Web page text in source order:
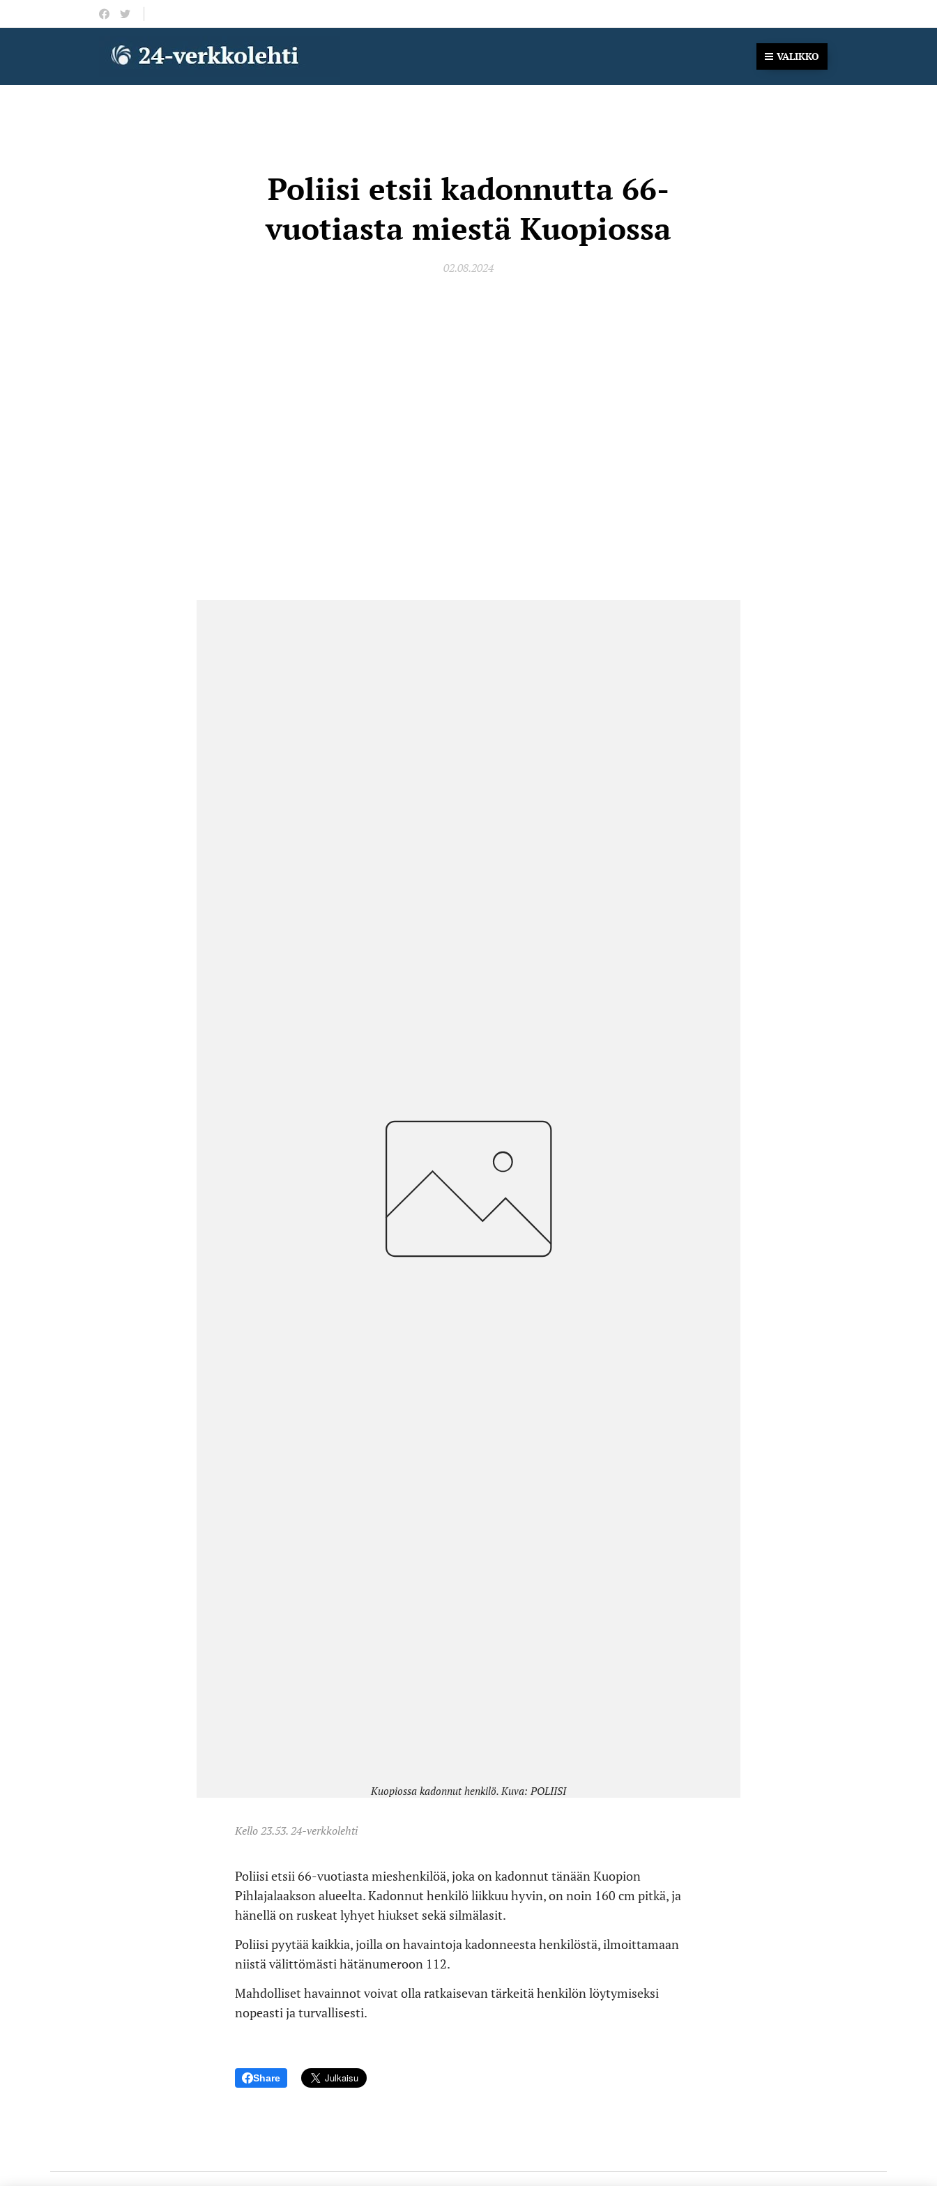
VALIKKO
Poliisi etsii kadonnutta 66-
vuotiasta miestä Kuopiossa
02.08.2024
Kuopiossa kadonnut henkilö. Kuva: POLIISI
Kello 23.53. 24-verkkolehti
Poliisi etsii 66-vuotiasta mieshenkilöä, joka on kadonnut tänään Kuopion
Pihlajalaakson alueelta. Kadonnut henkilö liikkuu hyvin, on noin 160 cm pitkä, ja
hänellä on ruskeat lyhyet hiukset sekä silmälasit.
Poliisi pyytää kaikkia, joilla on havaintoja kadonneesta henkilöstä, ilmoittamaan
niistä välittömästi hätänumeroon 112.
Mahdolliset havainnot voivat olla ratkaisevan tärkeitä henkilön löytymiseksi
nopeasti ja turvallisesti.
Share